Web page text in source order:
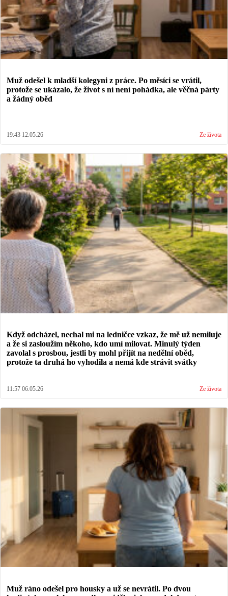
Muž odešel k mladší kolegyni z práce. Po měsíci se vrátil,
protože se ukázalo, že život s ní není pohádka, ale věčná párty
a žádný oběd
19:43 12.05.26 Ze života
Když odcházel, nechal mi na ledničce vzkaz, že mě už nemiluje
a že si zasloužím někoho, kdo umí milovat. Minulý týden
zavolal s prosbou, jestli by mohl přijít na nedělní oběd,
protože ta druhá ho vyhodila a nemá kde strávit svátky
11:57 06.05.26 Ze života
Muž ráno odešel pro housky a už se nevrátil. Po dvou